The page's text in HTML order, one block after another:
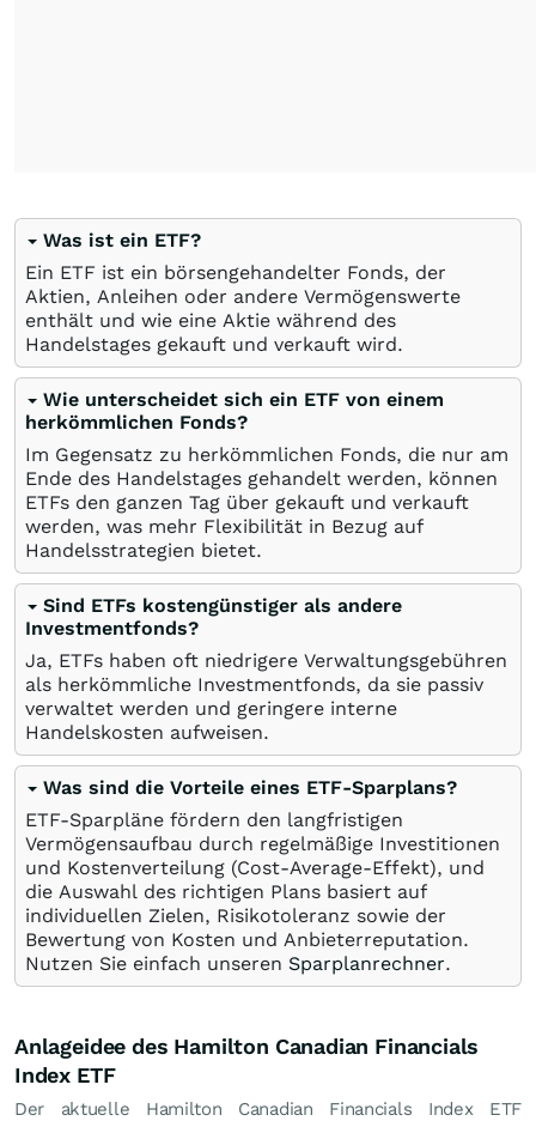
Was ist ein ETF?
Ein ETF ist ein börsengehandelter Fonds, der
Aktien, Anleihen oder andere Vermögenswerte
enthält und wie eine Aktie während des
Handelstages gekauft und verkauft wird.
Wie unterscheidet sich ein ETF von einem
herkömmlichen Fonds?
Im Gegensatz zu herkömmlichen Fonds, die nur am
Ende des Handelstages gehandelt werden, können
ETFs den ganzen Tag über gekauft und verkauft
werden, was mehr Flexibilität in Bezug auf
Handelsstrategien bietet.
Sind ETFs kostengünstiger als andere
Investmentfonds?
Ja, ETFs haben oft niedrigere Verwaltungsgebühren
als herkömmliche Investmentfonds, da sie passiv
verwaltet werden und geringere interne
Handelskosten aufweisen.
Was sind die Vorteile eines ETF-Sparplans?
ETF-Sparpläne fördern den langfristigen
Vermögensaufbau durch regelmäßige Investitionen
und Kostenverteilung (Cost-Average-Effekt), und
die Auswahl des richtigen Plans basiert auf
individuellen Zielen, Risikotoleranz sowie der
Bewertung von Kosten und Anbieterreputation.
Nutzen Sie einfach unseren Sparplanrechner.
Anlageidee des Hamilton Canadian Financials
Index ETF
Der aktuelle Hamilton Canadian Financials Index ETF